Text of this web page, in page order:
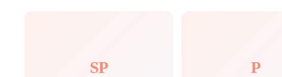
SP P